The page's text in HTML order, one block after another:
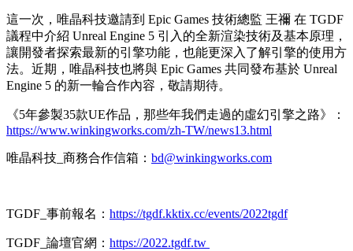
這一次，唯晶科技邀請到 Epic Games 技術總監 王禰 在 TGDF
議程中介紹 Unreal Engine 5 引入的全新渲染技術及基本原理，
讓開發者探索最新的引擎功能，也能更深入了解引擎的使用方
法。近期，唯晶科技也將與 Epic Games 共同發布基於 Unreal
Engine 5 的新一輪合作內容，敬請期待。
《5年參製35款UE作品，那些年我們走過的虛幻引擎之路》：
https://www.winkingworks.com/zh-TW/news13.html
唯晶科技_商務合作信箱： bd@winkingworks.com
TGDF_事前報名： https://tgdf.kktix.cc/events/2022tgdf
TGDF_論壇官網： https://2022.tgdf.tw